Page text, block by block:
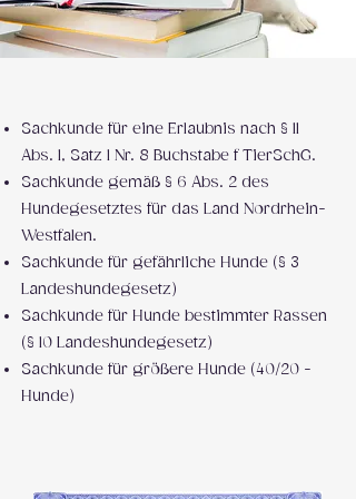
Sachkunde für eine Erlaubnis nach § 11
Abs. 1, Satz 1 Nr. 8 Buchstabe f TierSchG. ​
Sachkunde gemäß § 6 Abs. 2 des
Hundegesetztes für das Land Nordrhein-
Westfalen.
Sachkunde für gefährliche Hunde (§ 3
Landeshundegesetz)
Sachkunde für Hunde bestimmter Rassen
(§ 10 Landeshundegesetz)
Sachkunde für größere Hunde (40/20 -
Hunde)